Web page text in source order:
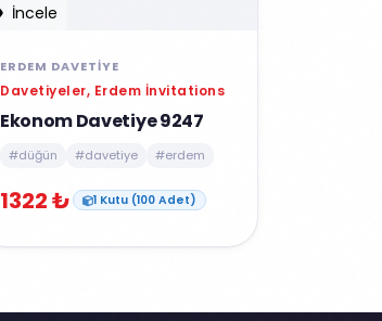
İncele
ERDEM DAVETIYE
Davetiyeler, Erdem İnvitations
Ekonom Davetiye 9247
#düğün #davetiye #erdem
1322 ₺ 1 Kutu (100 Adet)